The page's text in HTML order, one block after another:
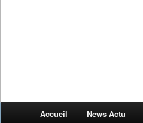
Accueil News Actu